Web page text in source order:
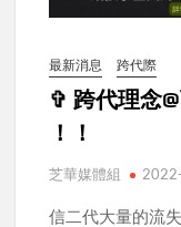
最新消息 跨代際
✞ 跨代理念
！！
芝華媒體組
信二代大量的流